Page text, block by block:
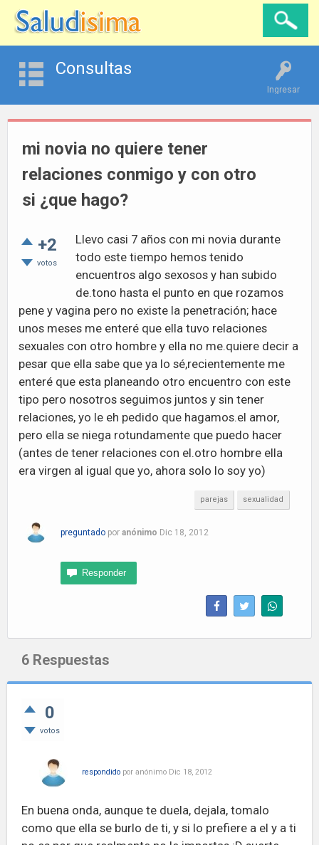
Ingresar
Consultas
mi novia no quiere tener
relaciones conmigo y con otro
si ¿que hago?
+2
votos
Llevo casi 7 años con mi novia durante
todo este tiempo hemos tenido
encuentros algo sexosos y han subido
de.tono hasta el punto en que rozamos
pene y vagina pero no existe la penetración; hace
unos meses me enteré que ella tuvo relaciones
sexuales con otro hombre y ella no me.quiere decir a
pesar que ella sabe que ya lo sé,recientemente me
enteré que esta planeando otro encuentro con este
tipo pero nosotros seguimos juntos y sin tener
relaciones, yo le eh pedido que hagamos.el amor,
pero ella se niega rotundamente que puedo hacer
(antes de tener relaciones con el.otro hombre ella
era virgen al igual que yo, ahora solo lo soy yo)
parejas sexualidad
preguntado por anónimo Dic 18, 2012
6 Respuestas
0
votos
respondido por anónimo Dic 18, 2012
En buena onda, aunque te duela, dejala, tomalo
como que ella se burlo de ti, y si lo prefiere a el y a ti